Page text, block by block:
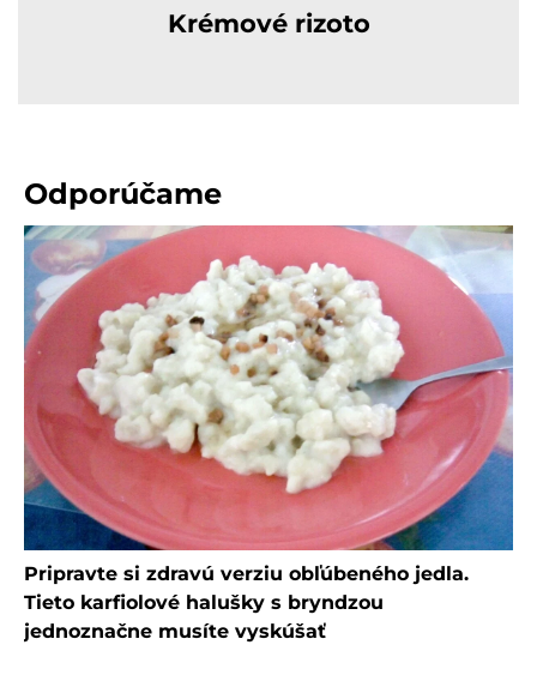
Krémové rizoto
Odporúčame
Pripravte si zdravú verziu obľúbeného jedla.
Tieto karfiolové halušky s bryndzou
jednoznačne musíte vyskúšať